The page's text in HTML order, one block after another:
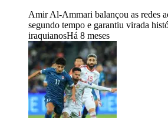
Amir Al-Ammari balançou as redes
segundo tempo e garantiu virada
iraquianosHá 8 meses